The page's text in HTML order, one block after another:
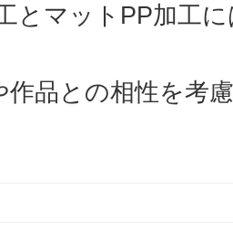
とマットPP加工
作品との相性を考